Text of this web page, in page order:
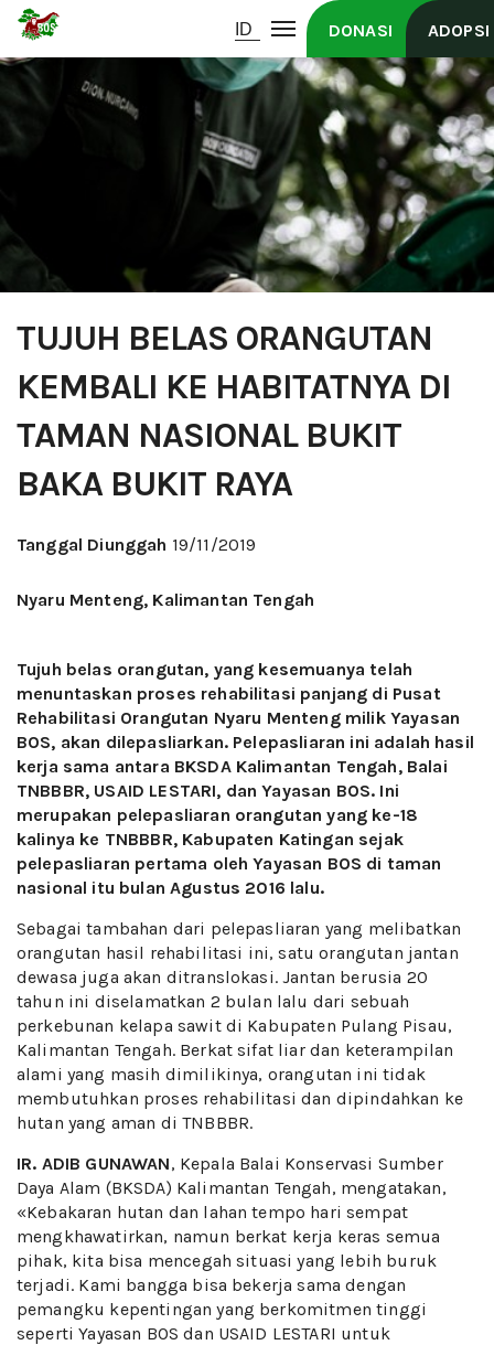
DONASI ADOPSI
TUJUH BELAS ORANGUTAN
KEMBALI KE HABITATNYA DI
TAMAN NASIONAL BUKIT
BAKA BUKIT RAYA
Tanggal Diunggah 19/11/2019
Nyaru Menteng, Kalimantan Tengah
Tujuh belas orangutan, yang kesemuanya telah
menuntaskan proses rehabilitasi panjang di Pusat
Rehabilitasi Orangutan Nyaru Menteng milik Yayasan
BOS, akan dilepasliarkan. Pelepasliaran ini adalah hasil
kerja sama antara BKSDA Kalimantan Tengah, Balai
TNBBBR, USAID LESTARI, dan Yayasan BOS. Ini
merupakan pelepasliaran orangutan yang ke-18
kalinya ke TNBBBR, Kabupaten Katingan sejak
pelepasliaran pertama oleh Yayasan BOS di taman
nasional itu bulan Agustus 2016 lalu.
Sebagai tambahan dari pelepasliaran yang melibatkan
orangutan hasil rehabilitasi ini, satu orangutan jantan
dewasa juga akan ditranslokasi. Jantan berusia 20
tahun ini diselamatkan 2 bulan lalu dari sebuah
perkebunan kelapa sawit di Kabupaten Pulang Pisau,
Kalimantan Tengah. Berkat sifat liar dan keterampilan
alami yang masih dimilikinya, orangutan ini tidak
membutuhkan proses rehabilitasi dan dipindahkan ke
hutan yang aman di TNBBBR.
IR. ADIB GUNAWAN, Kepala Balai Konservasi Sumber
Daya Alam (BKSDA) Kalimantan Tengah, mengatakan,
«Kebakaran hutan dan lahan tempo hari sempat
mengkhawatirkan, namun berkat kerja keras semua
pihak, kita bisa mencegah situasi yang lebih buruk
terjadi. Kami bangga bisa bekerja sama dengan
pemangku kepentingan yang berkomitmen tinggi
seperti Yayasan BOS dan USAID LESTARI untuk